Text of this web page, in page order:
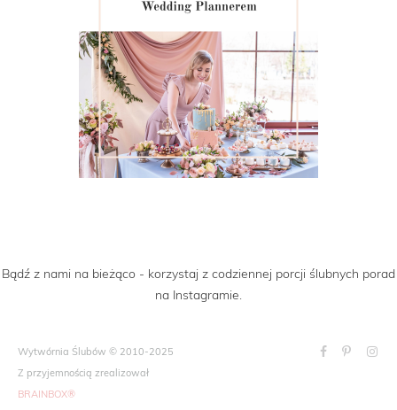
Bądź z nami na bieżąco - korzystaj z codziennej porcji ślubnych porad
na Instagramie.
Wytwórnia Ślubów © 2010-2025
Z przyjemnością zrealizował
BRAINBOX®